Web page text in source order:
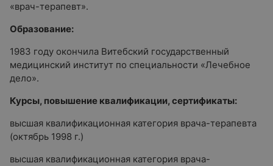
«врач-терапевт».
Образование:
1983 году окончила Витебский государственный
медицинский институт по специальности «Лечебное
дело».
Курсы, повышение квалификации, сертификаты:
высшая квалификационная категория врача-терапевта
(октябрь 1998 г.)
высшая квалификационная категория врача-